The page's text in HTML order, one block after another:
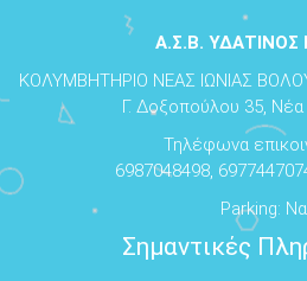
Α.Σ.Β.
ΚΟΛΥΜΒΗΤΗΡΙΟ ΝΕΑΣ ΙΩΝΙΑΣ
Γ. Δοξοπούλου 35, Νέα
Τηλέφωνα
6987048498,
Parking:
Σημαντικές